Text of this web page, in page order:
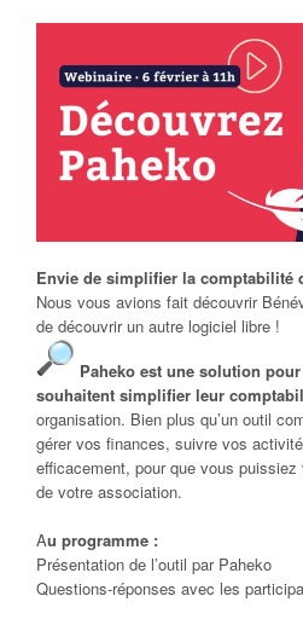
Envie de simplifier la comptabilité
Nous vous avions fait découvrir
de découvrir un autre logiciel libre !
Paheko est une solution
souhaitent simplifier leur
organisation. Bien plus qu’un outil
gérer vos finances, suivre vos
efficacement, pour que vous
de votre association.
Au programme :
Présentation de l’outil par Paheko
Questions-réponses avec les